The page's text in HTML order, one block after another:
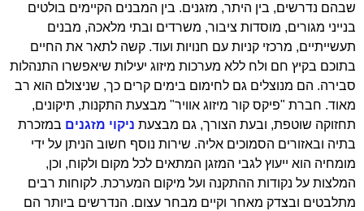
שבהם נדרשים, בין היתר, מזגנים. בין המבנים הקיימים בולטים
בנייני מגורים, מוסדות ציבור, משרדים ובתי מלאכה, מבנים
תעשייתיים, מרכזי קניות עם חנויות ועוד. קשה לתאר את החיים
בתוכם בקיץ חם ולח ללא מערכות מיזוג יעילות שיאפשרו התנהלות
סבירה. הם מנוצלים גם לחימום בימים קרים כך, שניצולם הוא רב
מאוד. חברת "פיקס קור מיזוג אוויר" מבצעת התקנות, תיקונים,
תחזוקה שוטפת, ובעת הצורך, גם מבצעת ניקוי מזגנים במזכרת
בתיה ובאזורים הסמוכים אליה. שירות נוסף חשוב הניתן על ידי
מומחיה הוא ייעוץ לגבי המזגן המתאים לכל מקום ולקוח, וכן,
המלצות על נקודות ההתקנה ועל מיקום המערכת. לקוחות רבים
מתלבטים ובצדק מאחר וקיים מבחר עצום. הנדרשים ביותר הם